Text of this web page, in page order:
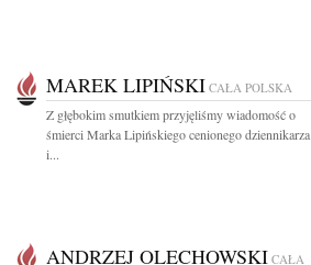
MAREK LIPIŃSKI CAŁA POLSKA
Z głębokim smutkiem przyjęliśmy wiadomość o
śmierci Marka Lipińskiego cenionego dziennikarza
i...
ANDRZEJ OLECHOWSKI CAŁA